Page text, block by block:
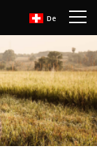
De